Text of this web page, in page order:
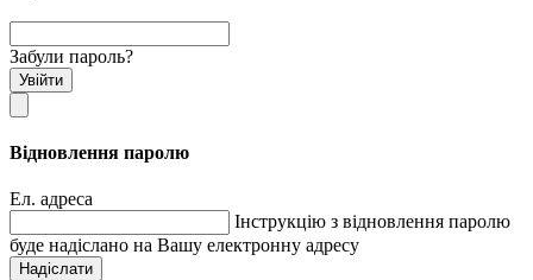
Забули пароль?
Увійти
Відновлення паролю
Ел. адреса
Інструкцію з відновлення паролю
буде надіслано на Вашу електронну адресу
Надіслати